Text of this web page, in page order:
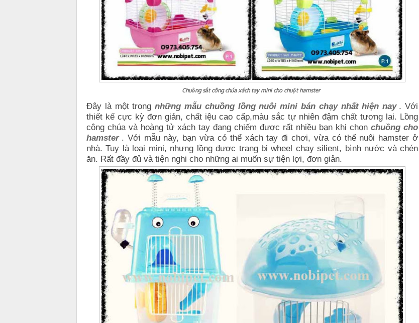
Chuồng sắt công chúa xách tay mini cho chuột hamster
Đây là một trongnhững mẫu chuồng lồng nuôi mini bán chạy nhất hiện nay . Với
thiết kế cực kỳ đơn giản, chất iệu cao cấp,màu sắc tự nhiên đậm chất tương lai. Lồng
công chúa và hoàng tử xách tay đang chiếm được rất nhiều bạn khi chọn chuồng cho
hamster . Với mẫu này, bạn vừa có thể xách tay đi chơi, vừa có thể nuôi hamster ở
nhà. Tuy là loại mini, nhưng lồng được trang bị wheel chạy silient, bình nước và chén
ăn. Rất đầy đủ và tiện nghi cho những ai muốn sự tiện lợi, đơn giản.